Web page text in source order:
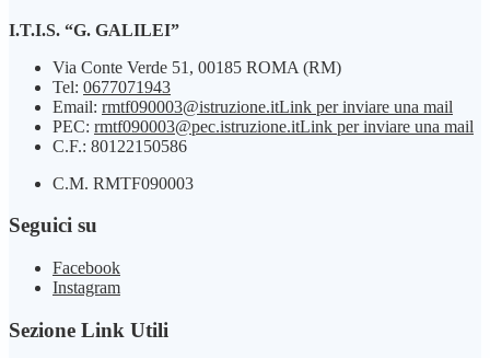
I.T.I.S. “G. GALILEI”
Via Conte Verde 51, 00185 ROMA (RM)
Tel: 0677071943
Email: rmtf090003@istruzione.itLink per inviare una mail
PEC: rmtf090003@pec.istruzione.itLink per inviare una mail
C.F.: 80122150586
C.M. RMTF090003
Seguici su
Facebook
Instagram
Sezione Link Utili